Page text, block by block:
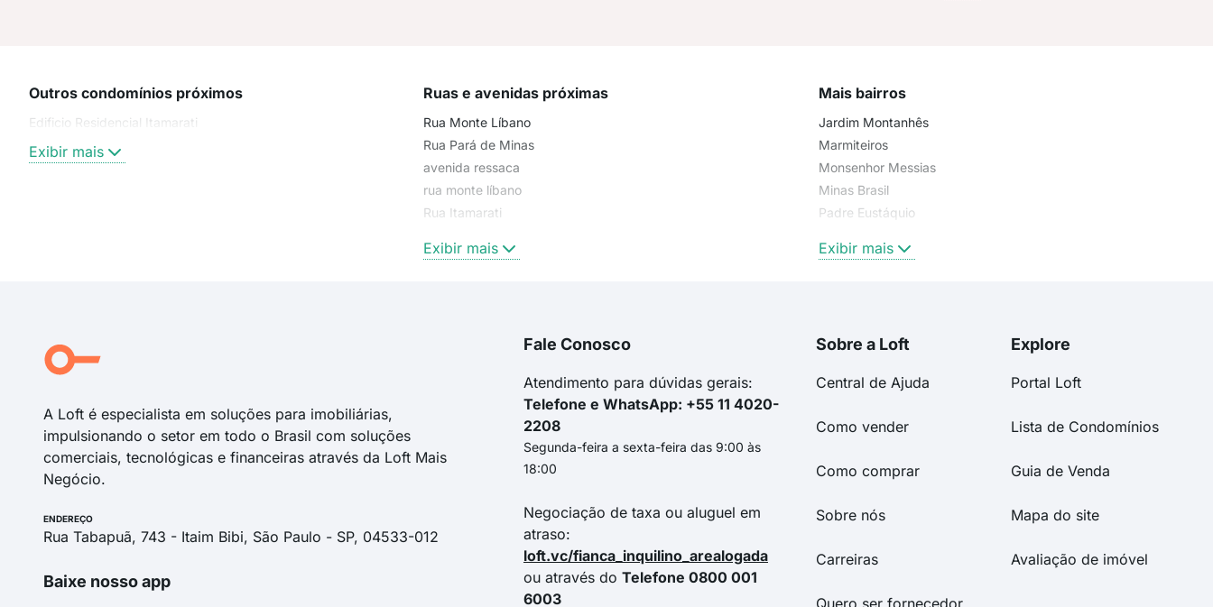
Outros condomínios próximos
Edificio Residencial Itamarati
Exibir mais
Ruas e avenidas próximas
Rua Monte Líbano
Rua Pará de Minas
avenida ressaca
rua monte líbano
Rua Itamarati
rua itamarati
Exibir mais
Mais bairros
Jardim Montanhês
Marmiteiros
Monsenhor Messias
Minas Brasil
Padre Eustáquio
Exibir mais
A Loft é especialista em soluções para imobiliárias,
impulsionando o setor em todo o Brasil com soluções
comerciais, tecnológicas e financeiras através da Loft Mais
Negócio.
ENDEREÇO
Rua Tabapuã, 743 - Itaim Bibi, São Paulo - SP, 04533-012
Baixe nosso app
Fale Conosco
Atendimento para dúvidas gerais:
Telefone e WhatsApp: +55 11 4020-
2208
Segunda-feira a sexta-feira das 9:00 às
18:00
Negociação de taxa ou aluguel em
atraso:
loft.vc/fianca_inquilino_arealogada
ou através do Telefone 0800 001
6003
Sobre a Loft
Central de Ajuda
Como vender
Como comprar
Sobre nós
Carreiras
Quero ser fornecedor
Explore
Portal Loft
Lista de Condomínios
Guia de Venda
Mapa do site
Avaliação de imóvel